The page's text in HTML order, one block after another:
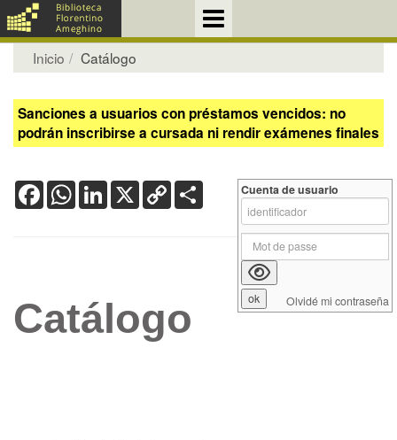
Inicio Catálogo
Sanciones a usuarios con préstamos vencidos: no
podrán inscribirse a cursada ni rendir exámenes finales
FacebookWhatsApp
LinkedIn
X Copy
Link
Catálogo
Cuenta de usuario
Olvidé mi contraseña